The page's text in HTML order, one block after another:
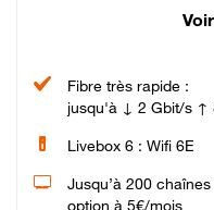
Fibre très rapide :
jusqu'à ↓ 2 Gbit/s ↑
Livebox 6 : Wifi 6E
Jusqu’à 200
option à 5€/mois